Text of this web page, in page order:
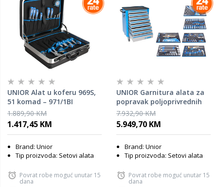
UNIOR Alat u koferu 969S,
51 komad – 971/1BI
1.889,90 KM
1.417,45 KM
Brand: Unior
Tip proizvoda: Setovi alata
Povrat robe moguć unutar 15
dana
UNIOR Garnitura alata za
popravak poljoprivrednih
mašina 1012A
7.932,90 KM
5.949,70 KM
Brand: Unior
Tip proizvoda: Setovi alata
Povrat robe moguć unutar 15
dana